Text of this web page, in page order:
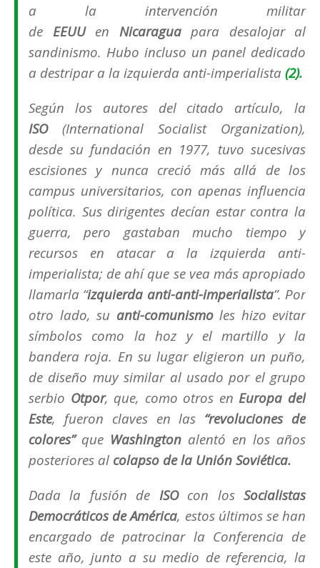
a la intervención militar
de EEUUen Nicaraguapara desalojar al
sandinismo. Hubo incluso un panel dedicado
a destripar a la izquierda anti-imperialista (2).
Según los autores del citado artículo, la
ISO(International Socialist Organization),
desde su fundación en 1977, tuvo sucesivas
escisiones y nunca creció más allá de los
campus universitarios, con apenas influencia
política. Sus dirigentes decían estar contra la
guerra, pero gastaban mucho tiempo y
recursos en atacar a la izquierda anti-
imperialista; de ahí que se vea más apropiado
llamarla “izquierda anti-anti-imperialista”. Por
otro lado, su anti-comunismoles hizo evitar
símbolos como la hoz y el martillo y la
bandera roja. En su lugar eligieron un puño,
de diseño muy similar al usado por el grupo
serbio Otpor, que, como otros en Europa del
Este, fueron claves en las “revoluciones de
colores”que Washington alentó en los años
posteriores al colapso de la Unión Soviética.
Dada la fusión de ISOcon losSocialistas
Democráticos de América, estos últimos se han
encargado de patrocinar la Conferencia de
este año, junto a su medio de referencia, la